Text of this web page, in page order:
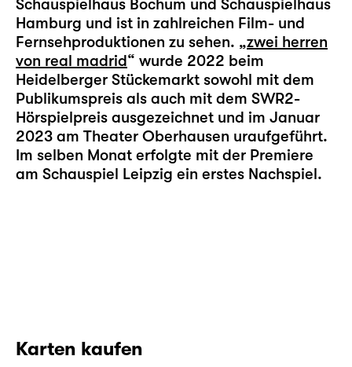
Schauspielhaus Bochum und Schauspielhaus
Hamburg und ist in zahlreichen Film- und
Fernsehproduktionen zu sehen. „zwei herren
von real madrid“ wurde 2022 beim
Heidelberger Stückemarkt sowohl mit dem
Publikumspreis als auch mit dem SWR2-
Hörspielpreis ausgezeichnet und im Januar
2023 am Theater Oberhausen uraufgeführt.
Im selben Monat erfolgte mit der Premiere
am Schauspiel Leipzig ein erstes Nachspiel.
Karten kaufen